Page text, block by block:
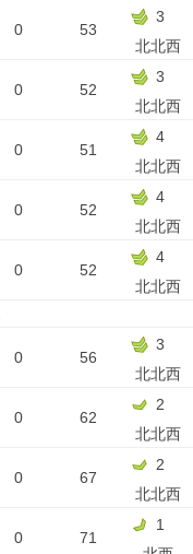
0 53
3
北北西
0 52
3
北北西
0 51
4
北北西
0 52
4
北北西
0 52
4
北北西
0 56
3
北北西
0 62
2
北北西
0 67
2
北北西
0 71
1